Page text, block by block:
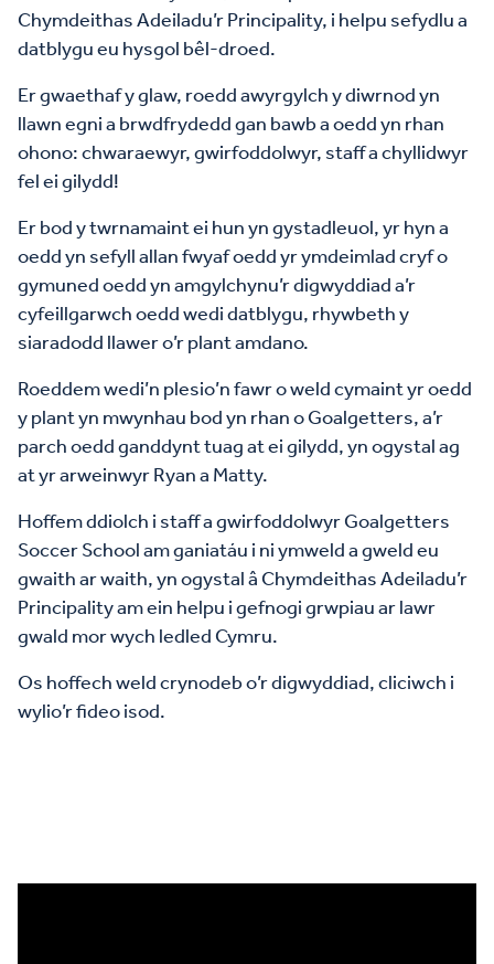
Chymdeithas Adeiladu’r Principality, i helpu sefydlu a
datblygu eu hysgol bêl-droed.
Er gwaethaf y glaw, roedd awyrgylch y diwrnod yn
llawn egni a brwdfrydedd gan bawb a oedd yn rhan
ohono: chwaraewyr, gwirfoddolwyr, staff a chyllidwyr
fel ei gilydd!
Er bod y twrnamaint ei hun yn gystadleuol, yr hyn a
oedd yn sefyll allan fwyaf oedd yr ymdeimlad cryf o
gymuned oedd yn amgylchynu’r digwyddiad a’r
cyfeillgarwch oedd wedi datblygu, rhywbeth y
siaradodd llawer o’r plant amdano.
Roeddem wedi’n plesio’n fawr o weld cymaint yr oedd
y plant yn mwynhau bod yn rhan o Goalgetters, a’r
parch oedd ganddynt tuag at ei gilydd, yn ogystal ag
at yr arweinwyr Ryan a Matty.
Hoffem ddiolch i staff a gwirfoddolwyr Goalgetters
Soccer School am ganiatáu i ni ymweld a gweld eu
gwaith ar waith, yn ogystal â Chymdeithas Adeiladu’r
Principality am ein helpu i gefnogi grwpiau ar lawr
gwald mor wych ledled Cymru.
Os hoffech weld crynodeb o’r digwyddiad, cliciwch i
wylio’r fideo isod.